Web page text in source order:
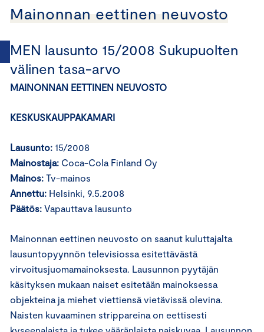
Mainonnan eettinen neuvosto
MEN lausunto 15/2008 Sukupuolten
välinen tasa-arvo
MAINONNAN EETTINEN NEUVOSTO
KESKUSKAUPPAKAMARI
Lausunto: 15/2008
Mainostaja: Coca-Cola Finland Oy
Mainos: Tv-mainos
Annettu: Helsinki, 9.5.2008
Päätös: Vapauttava lausunto
Mainonnan eettinen neuvosto on saanut kuluttajalta
lausuntopyynnön televisiossa esitettävästä
virvoitusjuomamainoksesta. Lausunnon pyytäjän
käsityksen mukaan naiset esitetään mainoksessa
objekteina ja miehet viettiensä vietävissä olevina.
Naisten kuvaaminen strippareina on eettisesti